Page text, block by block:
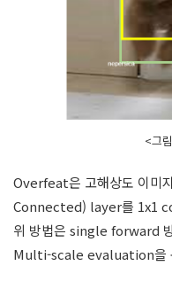
<그
Overfeat은 고해상도 이미
Connected) layer를 1x1
위 방법은 single forward
Multi-scale evaluation을